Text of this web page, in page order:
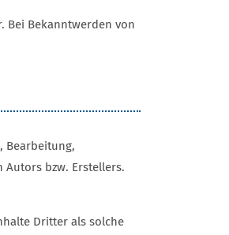
Bei Bekanntwerden von
Bearbeitung,
bzw. Erstellers.
Dritter als solche